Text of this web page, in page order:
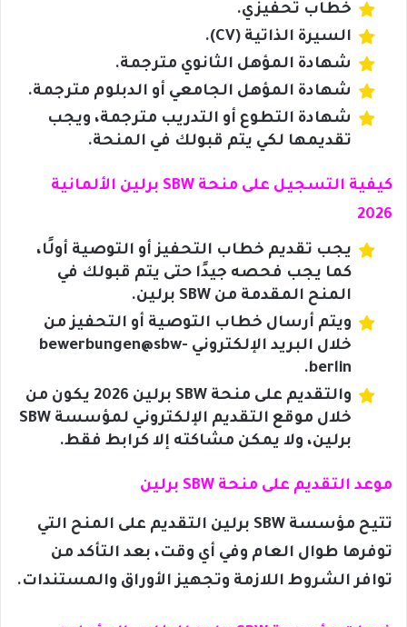
خطاب تحفيزي.
السيرة الذاتية (CV).
شهادة المؤهل الثانوي مترجمة.
شهادة المؤهل الجامعي أو الدبلوم مترجمة.
شهادة التطوع أو التدريب مترجمة، ويجب
تقديمها لكي يتم قبولك في المنحة.
كيفية التسجيل على منحة SBW برلين الألمانية
2026
يجب تقديم خطاب التحفيز أو التوصية أولًا،
كما يجب فحصه جيدًا حتى يتم قبولك في
المنح المقدمة من SBW برلين.
ويتم أرسال خطاب التوصية أو التحفيز من
خلال البريد الإلكتروني bewerbungen@sbw-
berlin.
والتقديم على منحة SBW برلين 2026 يكون من
خلال موقع التقديم الإلكتروني لمؤسسة SBW
برلين، ولا يمكن مشاكته إلا كرابط فقط.
موعد التقديم على منحة SBW برلين
تتيح مؤسسة SBW برلين التقديم على المنح التي
توفرها طوال العام وفي أي وقت، بعد التأكد من
توافر الشروط اللازمة وتجهيز الأوراق والمستندات.